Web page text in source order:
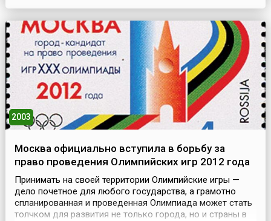
французской. Начало «холодной войны», растущая
невозможным воссоздание единого германского
государства. Поэтом...
2003
Москва официально вступила в борьбу за
право проведения Олимпийских игр 2012 года
Принимать на своей территории Олимпийские игры —
дело почетное для любого государства, а грамотно
спланированная и проведенная Олимпиада может стать
толчком для развития не только города, но и страны в